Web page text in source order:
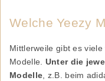
Welche Yeezy
Mittlerweile gibt es
Modelle. Unter die
Modelle, z.B. beim